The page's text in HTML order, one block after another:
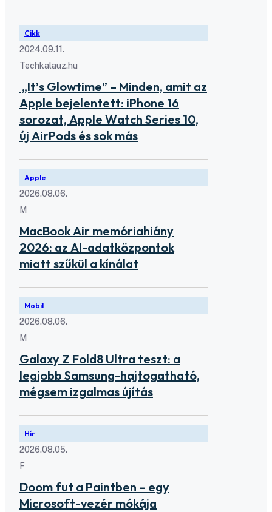
Cikk
2024.09.11.
Techkalauz.hu
„It’s Glowtime” – Minden, amit az
Apple bejelentett: iPhone 16
sorozat, Apple Watch Series 10,
új AirPods és sok más
Apple
2026.08.06.
M
MacBook Air memóriahiány
2026: az AI-adatközpontok
miatt szűkül a kínálat
Mobil
2026.08.06.
M
Galaxy Z Fold8 Ultra teszt: a
legjobb Samsung-hajtogatható,
mégsem izgalmas újítás
Hír
2026.08.05.
F
Doom fut a Paintben – egy
Microsoft-vezér mókája